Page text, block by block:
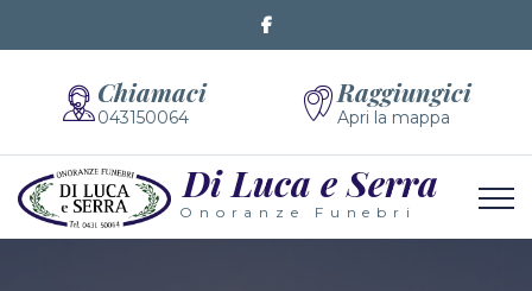
Chiamaci
043150064
Raggiungici
Apri la mappa
Di Luca e Serra
Onoranze Funebri